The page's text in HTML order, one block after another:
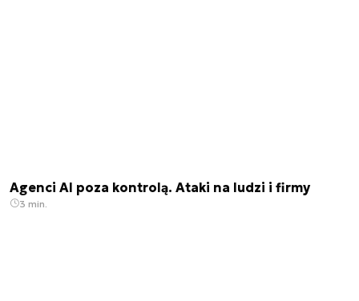
Agenci AI poza kontrolą. Ataki na ludzi i firmy
3 min.